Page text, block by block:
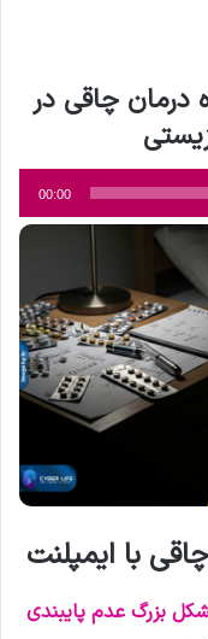
درمان چاقی در
00:00
بزرگ عدم پایبندی